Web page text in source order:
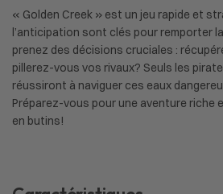
« Golden Creek » est un jeu rapide et
l’anticipation sont clés pour remporter
prenez des décisions cruciales :
pillerez-vous vos rivaux? Seuls les
réussiront à naviguer ces eaux
Préparez-vous pour une aventure riche
en butins!